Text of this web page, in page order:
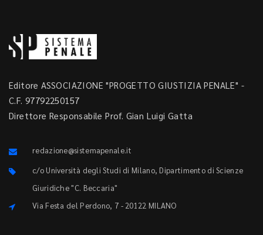
Editore ASSOCIAZIONE "PROGETTO GIUSTIZIA PENALE" -
C.F. 97792250157
Direttore Responsabile Prof. Gian Luigi Gatta
redazione@sistemapenale.it
c/o Università degli Studi di Milano, Dipartimento di Scienze
Giuridiche "C. Beccaria"
Via Festa del Perdono, 7 - 20122 MILANO